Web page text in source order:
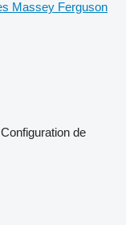
Massey Ferguson
Configuration de